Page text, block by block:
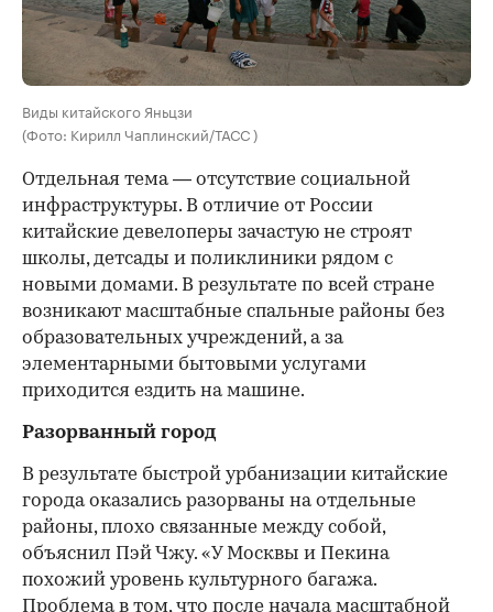
Виды китайского Яньцзи
(Фото: Кирилл Чаплинский/ТАСС )
Отдельная тема — отсутствие социальной
инфраструктуры. В отличие от России
китайские девелоперы зачастую не строят
школы, детсады и поликлиники рядом с
новыми домами. В результате по всей стране
возникают масштабные спальные районы без
образовательных учреждений, а за
элементарными бытовыми услугами
приходится ездить на машине.
Разорванный город
В результате быстрой урбанизации китайские
города оказались разорваны на отдельные
районы, плохо связанные между собой,
объяснил Пэй Чжу. «У Москвы и Пекина
похожий уровень культурного багажа.
Проблема в том, что после начала масштабной